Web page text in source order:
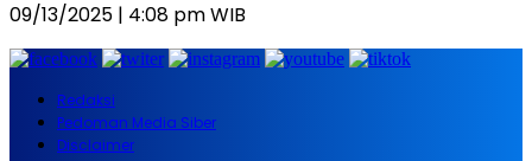
09/13/2025 | 4:08 pm WIB
Redaksi
Pedoman Media Siber
Disclaimer